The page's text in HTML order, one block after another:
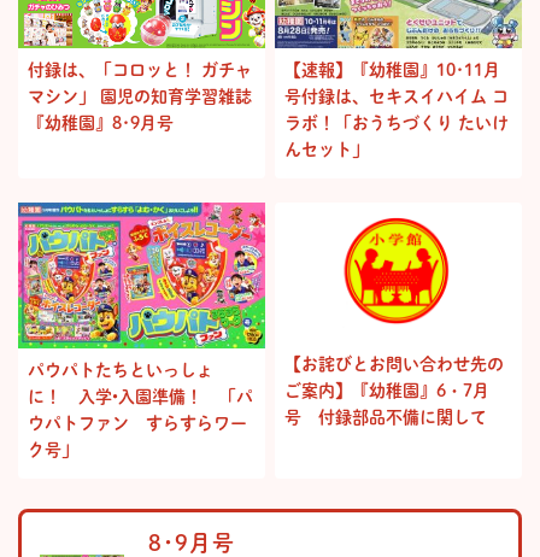
付録は、「コロッと！ ガチャ
マシン」 園児の知育学習雑誌
『幼稚園』8･9月号
【速報】『幼稚園』10･11月
号付録は、セキスイハイム コ
ラボ！「おうちづくり たいけ
んセット」
パウパトたちといっしょ
に！ 入学•入園準備！ 「パ
ウパトファン すらすらワー
ク号」
【お詫びとお問い合わせ先の
ご案内】『幼稚園』6・7月
号 付録部品不備に関して
8･9月号